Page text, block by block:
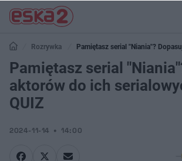
Rozrywka
Pamiętasz serial "Niania"?
serialowych imion! QUIZ
Pamiętasz serial
aktorów do ich
QUIZ
2024-11-14 14:00